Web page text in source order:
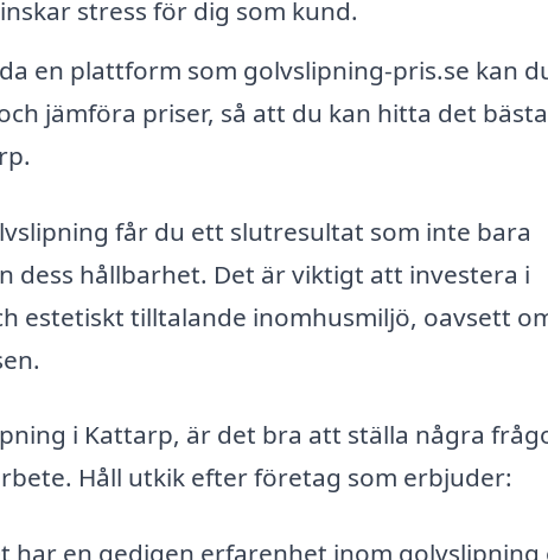
stress för dig som kund.
en plattform som golvslipning-pris.se kan
jämföra priser, så att du kan hitta det bästa
får du ett slutresultat som inte bara
dess hållbarhet. Det är viktigt att investera i
estetiskt tilltalande inomhusmiljö, oavsett
i Kattarp, är det bra att ställa några
Håll utkik efter företag som erbjuder:
har en gedigen erfarenhet inom golvslipning